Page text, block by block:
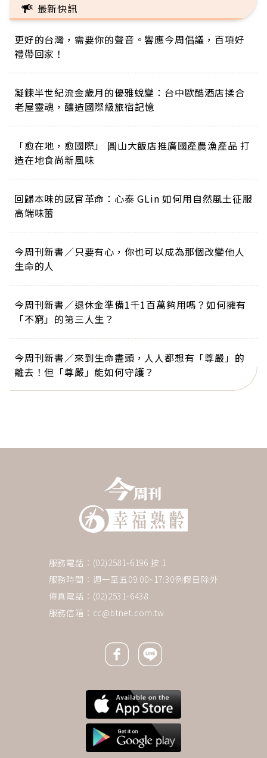
最新快訊
更好的台灣，需要你的聲音。響應今周倡議，百項好
禮帶回家！
凝鍊半世紀流金歲月的優雅蛻變：台中歐酷酒店揉合
老屋靈魂，釀造國際級旅宿記憶
「愈在地，愈國際」 圓山大飯店推廣國產農漁產品 打
造在地食尚新風味
回歸本味的感官革命：心泰 GLin 如何用自然風土征服
高端味蕾
今周刊新書／只要有心，你也可以成為那個改變他人
生命的人
今周刊新書／退休金準備1千1百萬夠用嗎？如何擁有
「不窮」的第三人生？
今周刊新書／來到生命盡頭，人人都想有「尊嚴」的
離去！但「尊嚴」能如何守護？
服務電話：(02)2581-6196 按 1
服務時間：週一至五09:00~17:30例假日除外
傳真電話：(02)2531-6438
服務信箱： cc@btnet.com.tw
Facebook icon
Line icon